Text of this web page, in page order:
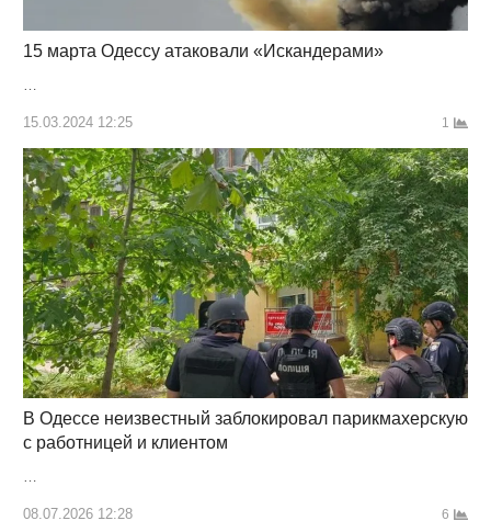
15 марта Одессу атаковали «Искандерами»
…
15.03.2024 12:25 1
В Одессе неизвестный заблокировал парикмахерскую
с работницей и клиентом
…
08.07.2026 12:28 6